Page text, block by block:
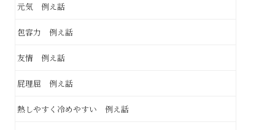
元気 例え話
包容力 例え話
友情 例え話
屁理屈 例え話
熱しやすく冷めやすい 例え話